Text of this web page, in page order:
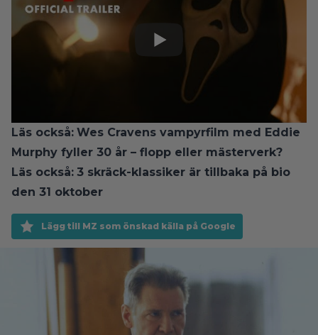
Läs också: Wes Cravens vampyrfilm med Eddie
Murphy fyller 30 år – flopp eller mästerverk?
Läs också: 3 skräck-klassiker är tillbaka på bio
den 31 oktober
Lägg till MZ som önskad källa på Google